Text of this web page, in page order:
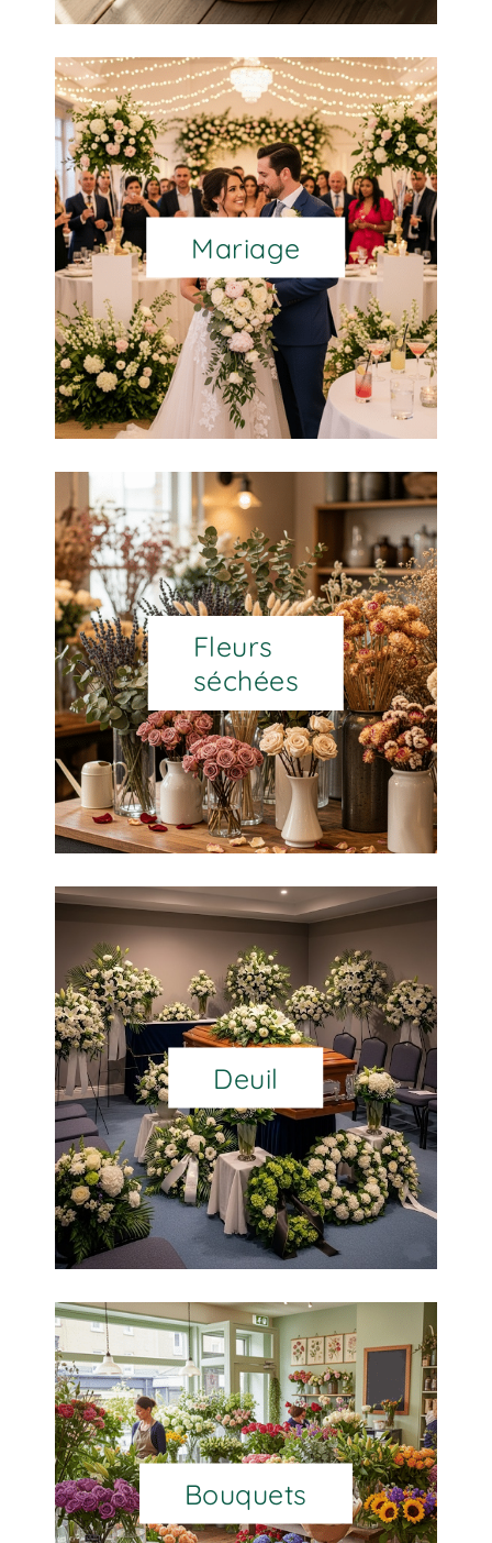
Mariage
Fleurs
séchées
Deuil
Bouquets